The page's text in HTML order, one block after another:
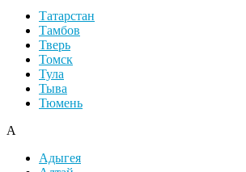
Татарстан
Тамбов
Тверь
Томск
Тула
Тыва
Тюмень
А
Адыгея